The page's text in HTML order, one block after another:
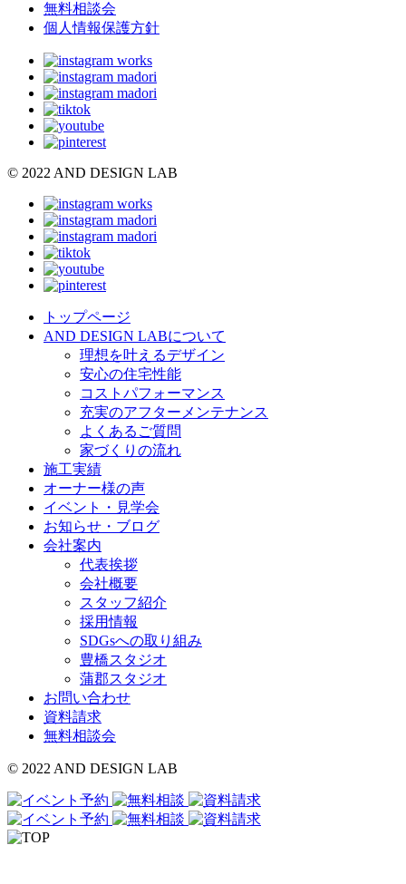
無料相談会
個人情報保護方針
© 2022 AND DESIGN LAB
トップページ
AND DESIGN LABについて
理想を叶えるデザイン
安心の住宅性能
コストパフォーマンス
充実のアフターメンテナンス
よくあるご質問
家づくりの流れ
施工実績
オーナー様の声
イベント・見学会
お知らせ・ブログ
会社案内
代表挨拶
会社概要
スタッフ紹介
採用情報
SDGsへの取り組み
豊橋スタジオ
蒲郡スタジオ
お問い合わせ
資料請求
無料相談会
© 2022 AND DESIGN LAB